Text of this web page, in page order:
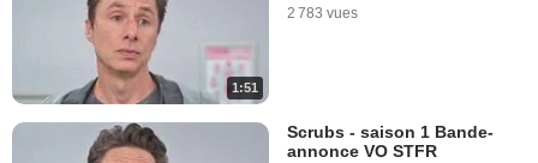
1:51
2 783 vues
Scrubs - saison 1 Bande-
annonce VO STFR